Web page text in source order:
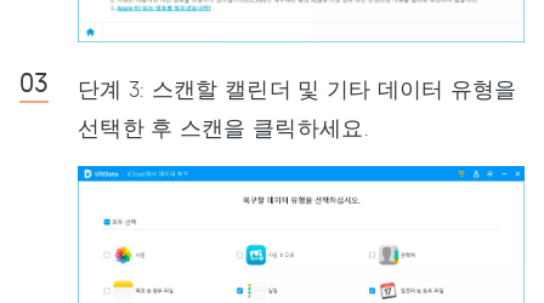
단계 3: 스캔할 캘린더 및 기타 데이터 유형을
선택한 후 스캔을 클릭하세요.